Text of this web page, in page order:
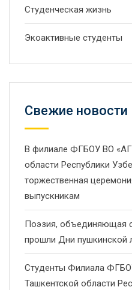
Студенческая жизнь
Экоактивные студенты
Свежие новости
В филиале ФГБОУ ВО
области Республики
торжественная
выпускникам
Поэзия, объединяющая
прошли Дни пушкинской
Студенты Филиала
Ташкентской области